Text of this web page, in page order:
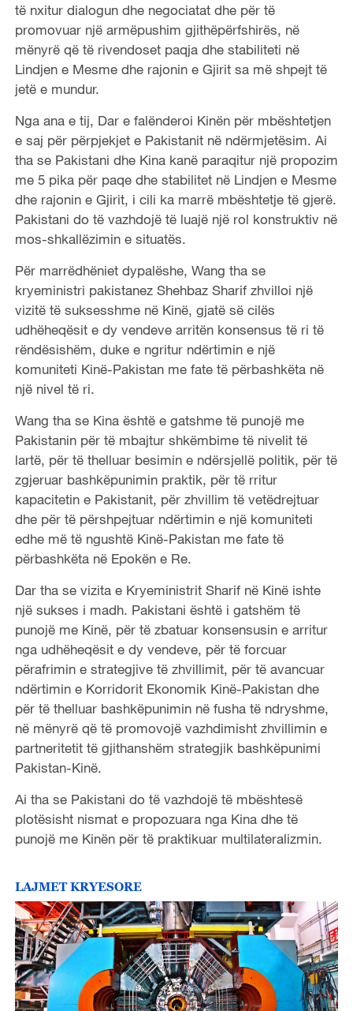
të nxitur dialogun dhe negociatat dhe për të
promovuar një armëpushim gjithëpërfshirës, në
mënyrë që të rivendoset paqja dhe stabiliteti në
Lindjen e Mesme dhe rajonin e Gjirit sa më shpejt të
jetë e mundur.
Nga ana e tij, Dar e falënderoi Kinën për mbështetjen
e saj për përpjekjet e Pakistanit në ndërmjetësim. Ai
tha se Pakistani dhe Kina kanë paraqitur një propozim
me 5 pika për paqe dhe stabilitet në Lindjen e Mesme
dhe rajonin e Gjirit, i cili ka marrë mbështetje të gjerë.
Pakistani do të vazhdojë të luajë një rol konstruktiv në
mos-shkallëzimin e situatës.
Për marrëdhëniet dypalëshe, Wang tha se
kryeministri pakistanez Shehbaz Sharif zhvilloi një
vizitë të suksesshme në Kinë, gjatë së cilës
udhëheqësit e dy vendeve arritën konsensus të ri të
rëndësishëm, duke e ngritur ndërtimin e një
komuniteti Kinë-Pakistan me fate të përbashkëta në
një nivel të ri.
Wang tha se Kina është e gatshme të punojë me
Pakistanin për të mbajtur shkëmbime të nivelit të
lartë, për të thelluar besimin e ndërsjellë politik, për të
zgjeruar bashkëpunimin praktik, për të rritur
kapacitetin e Pakistanit, për zhvillim të vetëdrejtuar
dhe për të përshpejtuar ndërtimin e një komuniteti
edhe më të ngushtë Kinë-Pakistan me fate të
përbashkëta në Epokën e Re.
Dar tha se vizita e Kryeministrit Sharif në Kinë ishte
një sukses i madh. Pakistani është i gatshëm të
punojë me Kinë, për të zbatuar konsensusin e arritur
nga udhëheqësit e dy vendeve, për të forcuar
përafrimin e strategjive të zhvillimit, për të avancuar
ndërtimin e Korridorit Ekonomik Kinë-Pakistan dhe
për të thelluar bashkëpunimin në fusha të ndryshme,
në mënyrë që të promovojë vazhdimisht zhvillimin e
partneritetit të gjithanshëm strategjik bashkëpunimi
Pakistan-Kinë.
Ai tha se Pakistani do të vazhdojë të mbështesë
plotësisht nismat e propozuara nga Kina dhe të
punojë me Kinën për të praktikuar multilateralizmin.
LAJMET KRYESORE